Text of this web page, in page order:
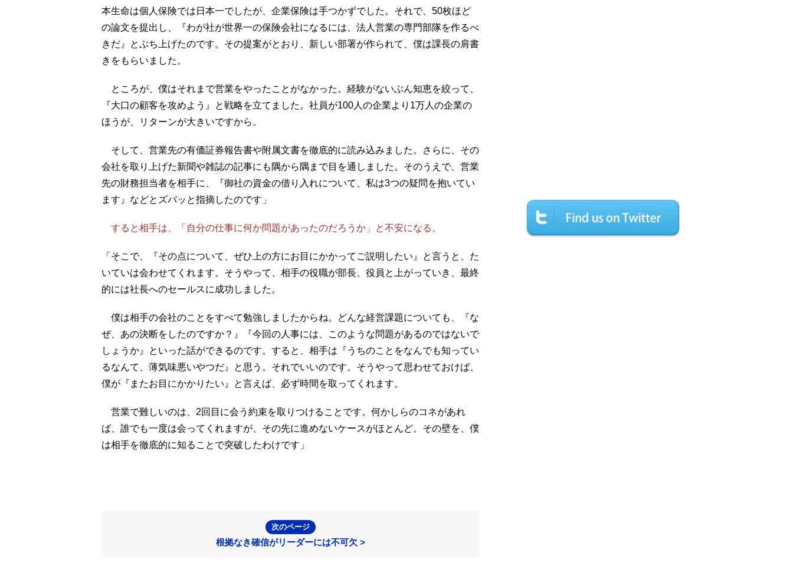
本生命は個人保険では日本一でしたが、企業保険は手つかずでした。それで、50枚ほど
の論文を提出し、『わが社が世界一の保険会社になるには、法人営業の専門部隊を作るべ
きだ』とぶち上げたのです。その提案がとおり、新しい部署が作られて、僕は課長の肩書
きをもらいました。
ところが、僕はそれまで営業をやったことがなかった。経験がないぶん知恵を絞って、
『大口の顧客を攻めよう』と戦略を立てました。社員が100人の企業より1万人の企業の
ほうが、リターンが大きいですから。
そして、営業先の有価証券報告書や附属文書を徹底的に読み込みました。さらに、その
会社を取り上げた新聞や雑誌の記事にも隅から隅まで目を通しました。そのうえで、営業
先の財務担当者を相手に、『御社の資金の借り入れについて、私は3つの疑問を抱いてい
ます』などとズバッと指摘したのです」
すると相手は、「自分の仕事に何か問題があったのだろうか」と不安になる。
「そこで、『その点について、ぜひ上の方にお目にかかってご説明したい』と言うと、た
いていは会わせてくれます。そうやって、相手の役職が部長、役員と上がっていき、最終
的には社長へのセールスに成功しました。
僕は相手の会社のことをすべて勉強しましたからね。どんな経営課題についても、『な
ぜ、あの決断をしたのですか？』『今回の人事には、このような問題があるのではないで
しょうか』といった話ができるのです。すると、相手は『うちのことをなんでも知ってい
るなんて、薄気味悪いやつだ』と思う。それでいいのです。そうやって思わせておけば、
僕が『またお目にかかりたい』と言えば、必ず時間を取ってくれます。
営業で難しいのは、2回目に会う約束を取りつけることです。何かしらのコネがあれ
ば、誰でも一度は会ってくれますが、その先に進めないケースがほとんど。その壁を、僕
は相手を徹底的に知ることで突破したわけです」
次のページ
根拠なき確信がリーダーには不可欠 >